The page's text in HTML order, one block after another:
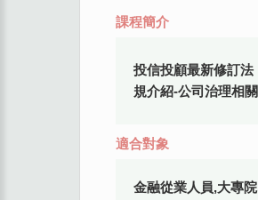
課程簡介
投信投顧最新修訂法
規介紹-公司治理相關
適合對象
金融從業人員,大專院